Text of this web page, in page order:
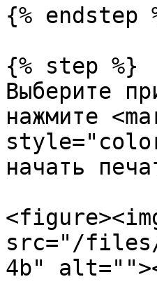
{% endstep
{% step %}
Выберите
нажмите
начать
src="/files/
4b"